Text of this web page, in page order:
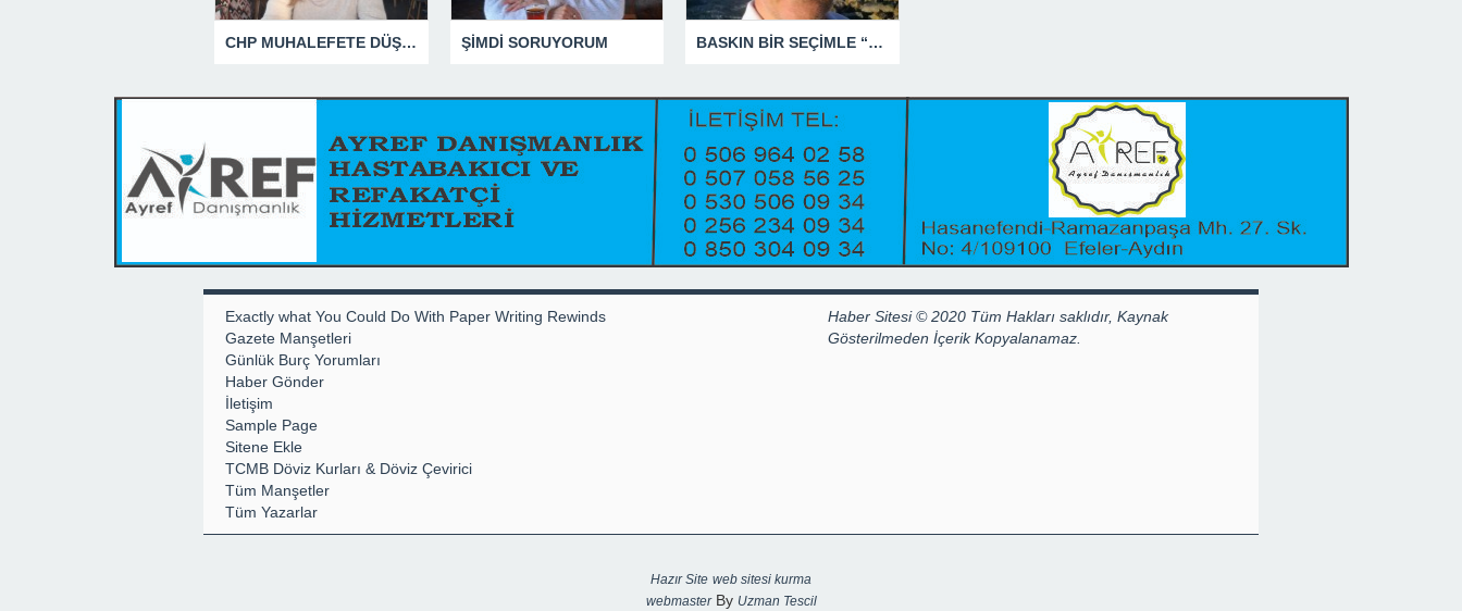
CHP MUHALEFETE DÜŞTÜ ŞİMDİ SORUYORUM BASKIN BİR SEÇİMLE “YENİ PARTİ”Yİ DEVRE DIŞI BIRAKMAK İÇİN DÜĞMEYE Mİ BASILDI?
Exactly what You Could Do With Paper Writing Rewinds
Gazete Manşetleri
Günlük Burç Yorumları
Haber Gönder
İletişim
Sample Page
Sitene Ekle
TCMB Döviz Kurları & Döviz Çevirici
Tüm Manşetler
Tüm Yazarlar
Haber Sitesi © 2020 Tüm Hakları saklıdır, Kaynak
Gösterilmeden İçerik Kopyalanamaz.
Hazır Site web sitesi kurma
webmasterBy Uzman Tescil